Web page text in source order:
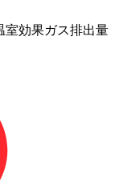
室効果ガス排出量